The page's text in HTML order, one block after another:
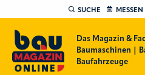
SUCHE MESSEN
Das Magazin &
Baumaschinen |
Baufahrzeuge